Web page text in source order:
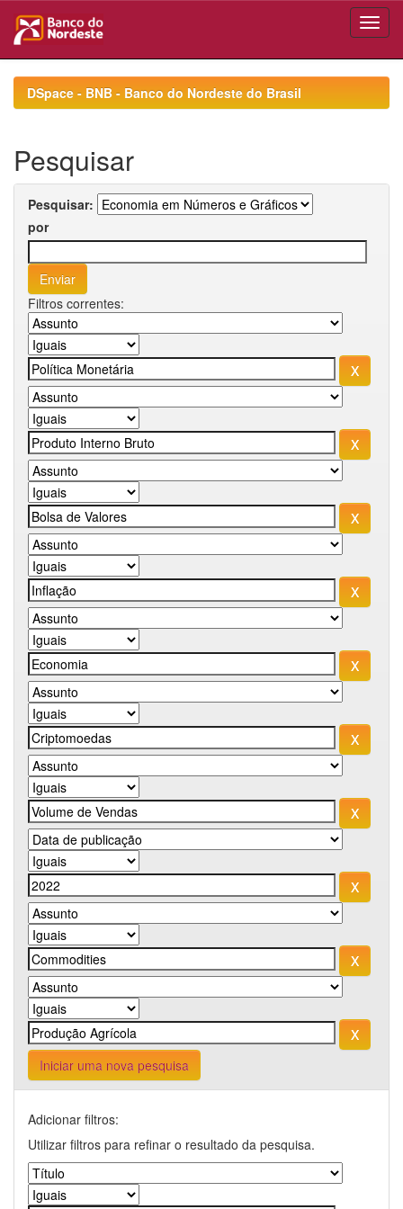
navigationDSpace - BNB - Banco do Nordeste do Brasil
Pesquisar
Pesquisar:
por
Filtros correntes:
Iniciar uma nova pesquisa
Adicionar filtros:
Utilizar filtros para refinar o resultado da pesquisa.